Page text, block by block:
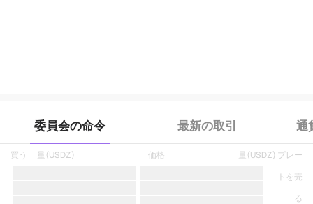
委員会の命令 最新の取引 通
買う 量(USDZ) 価格
プレー
トを売
る
量(USDZ)